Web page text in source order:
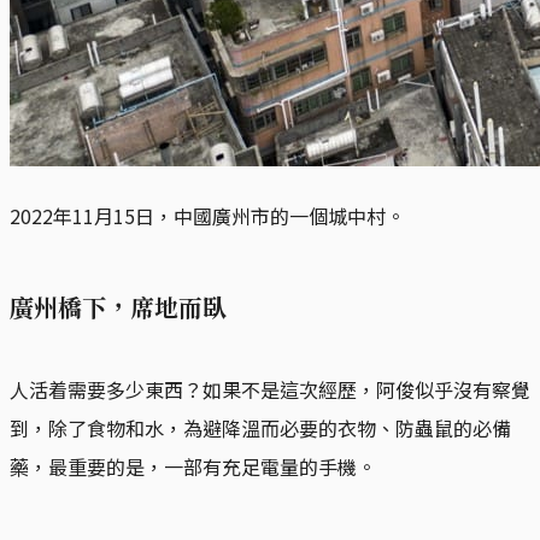
2022年11月15日，中國廣州市的一個城中村。
廣州橋下，席地而臥
人活着需要多少東西？如果不是這次經歷，阿俊似乎沒有察覺
到，除了食物和水，為避降溫而必要的衣物、防蟲鼠的必備
藥，最重要的是，一部有充足電量的手機。